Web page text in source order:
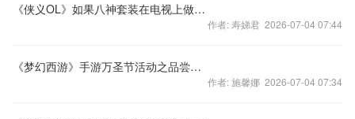
《侠义OL》如果八神套装在电视上做广告
作者: 寿娣君 2026-07-04 07:44
《梦幻西游》手游万圣节活动之品尝战利品
作者: 施馨娜 2026-07-04 07:34